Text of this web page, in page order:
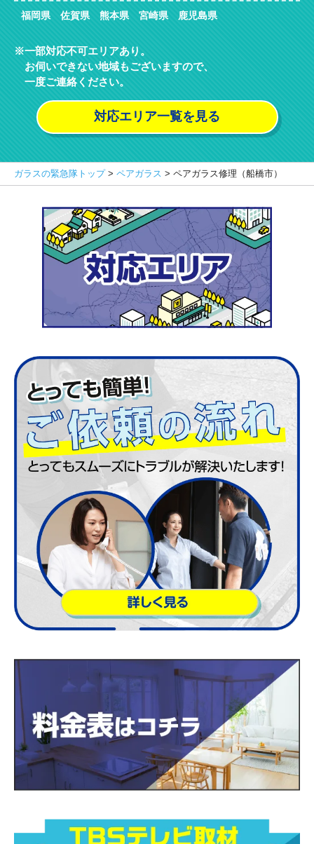
福岡県 佐賀県 熊本県 宮崎県 鹿児島県
一部対応不可エリアあり。
お伺いできない地域もございますので、
一度ご連絡ください。
対応エリア一覧を見る
ガラスの緊急隊トップ> ペアガラス > ペアガラス修理（船橋市）